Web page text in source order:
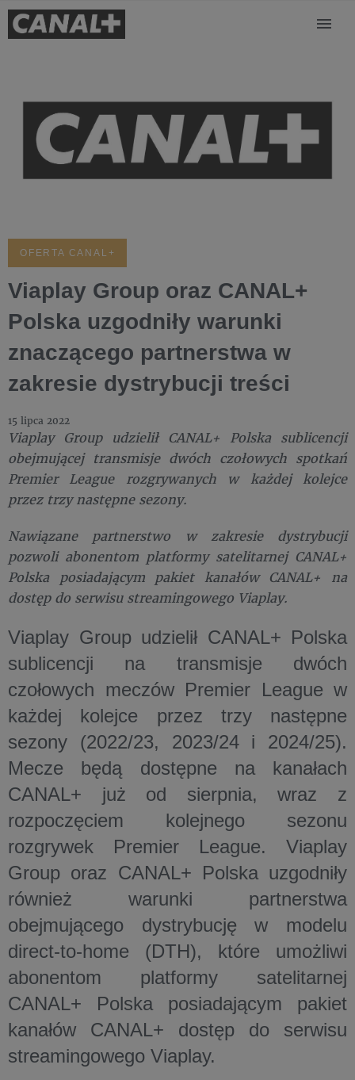
OFERTA CANAL+
Viaplay Group oraz CANAL+
Polska uzgodniły warunki
znaczącego partnerstwa w
zakresie dystrybucji treści
15 lipca 2022
Viaplay Group udzielił CANAL+ Polska sublicencji
obejmującej transmisje dwóch czołowych spotkań
Premier League rozgrywanych w każdej kolejce
przez trzy następne sezony.
Nawiązane partnerstwo w zakresie dystrybucji
pozwoli abonentom platformy satelitarnej CANAL+
Polska posiadającym pakiet kanałów CANAL+ na
dostęp do serwisu streamingowego Viaplay.
Viaplay Group udzielił CANAL+ Polska
sublicencji na transmisje dwóch
czołowych meczów Premier League w
każdej kolejce przez trzy następne
sezony (2022/23, 2023/24 i 2024/25).
Mecze będą dostępne na kanałach
CANAL+ już od sierpnia, wraz z
rozpoczęciem kolejnego sezonu
rozgrywek Premier League. Viaplay
Group oraz CANAL+ Polska uzgodniły
również warunki partnerstwa
obejmującego dystrybucję w modelu
direct-to-home (DTH), które umożliwi
abonentom platformy satelitarnej
CANAL+ Polska posiadającym pakiet
kanałów CANAL+ dostęp do serwisu
streamingowego Viaplay.